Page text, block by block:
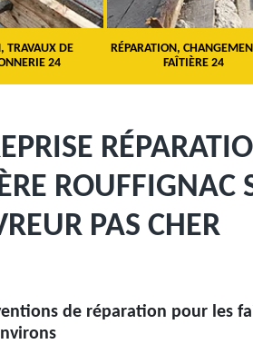
TRAVAUX DE
24
RÉPARATION,
FAÎTIÈRE 24
PAS CHER
de réparation pour les